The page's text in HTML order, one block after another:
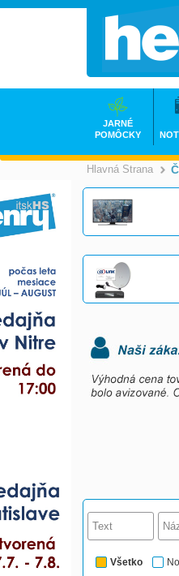
Hlavná Strana
Všetko
JARNÉ
POMÔCKY